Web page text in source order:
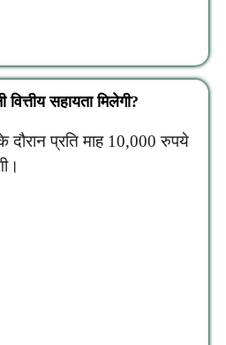
सहायता मिलेगी?
के दौरान प्रति माह 10,000 रुपये